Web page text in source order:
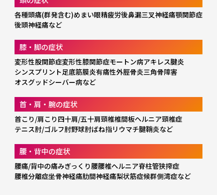
各種頭痛(群発含む)めまい眼精疲労後鼻漏三叉神経痛顎関節症
後頭神経痛など
膝・脚の症状
変形性股関節症変形性膝関節症モートン病アキレス腱炎
シンスプリント足底筋膜炎有痛性外脛骨炎三角骨障害
オスグッドシーバー病など
首・肩・腕の症状
首こり/肩こり四十肩/五十肩頸椎椎間板ヘルニア頸椎症
テニス肘/ゴルフ肘野球肘ばね指リウマチ腱鞘炎など
腰・背中の症状
腰痛/背中の痛みぎっくり腰腰椎ヘルニア脊柱管狭搾症
腰椎分離症坐骨神経痛肋間神経痛梨状筋症候群側湾症など